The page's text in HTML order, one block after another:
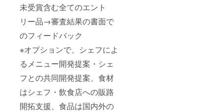
未受賞含む全てのエント
リー品→審査結果の書面で
のフィードバック
※オプションで、シェフによ
るメニュー開発提案・シェ
フとの共同開発提案、食材
はシェフ・飲食店への販路
開拓支援、食品は国内外の